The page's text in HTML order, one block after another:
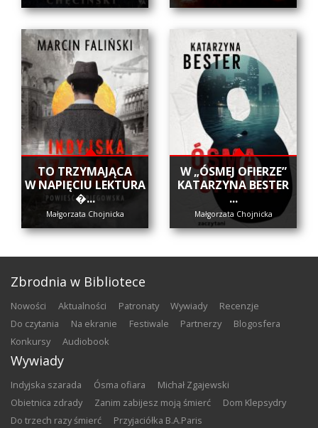
​TO TRZYMAJĄCA
W NAPIĘCIU LEKTURA
�...
Małgorzata Chojnicka
W „ÓSMEJ OFIERZE”
KATARZYNA BESTER
...
Małgorzata Chojnicka
Zbrodnia w Bibliotece
nowości aktualności patronaty wywiady
recenzje
do czytania
na ekranie festiwale partnerzy
blogosfera
konkursy
audiobook
Wywiady
Indyjska szarada Ósma ofiara
Michał Zgajewski
Obietnica zdrady
Zanim zabijesz moją śmierć
Dom Klepsydry
Do trzech razy śmierć
Przyjaciółka B.A.Paris